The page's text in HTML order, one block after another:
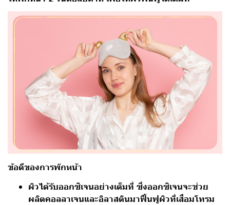
ข้อดีของการพักหน้า
ผิวได้รับออกซิเจนอย่างเต็มที่ ซึ่งออกซิเจนจะช่วย
ผลิตคอลลาเจนและอิลาสตินมาฟื้นฟูผิวที่เสื่อมโทรม